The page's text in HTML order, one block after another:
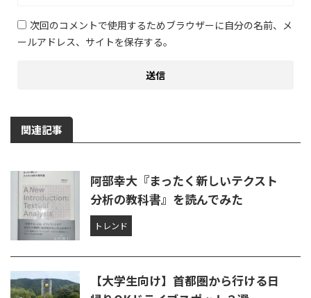
次回のコメントで使用するためブラウザーに自分の名前、メ
ールアドレス、サイトを保存する。
関連記事
阿部幸大『まったく新しいテクスト
分析の教科書』を読んでみた
トレンド
【大学生向け】首都圏から行ける日